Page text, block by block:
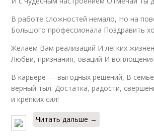
В работе сложностей немало, Но на
Большого профессионала Поздравить
Желаем Вам реализаций И лёгких
Любви, признания, оваций И
В карьере — выгодных решений, В
верный тыл. Достатка, радости,
и крепких сил!
Читать дальше →